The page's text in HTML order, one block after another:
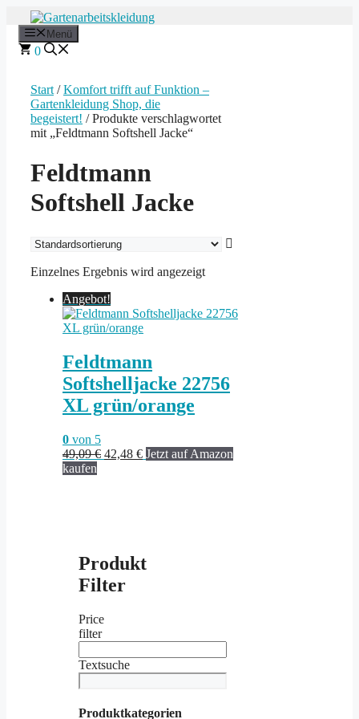
Inhalt
springen
Menü
0
Start /Komfort trifft auf Funktion –
Gartenkleidung Shop, die
begeistert! / Produkte verschlagwortet
mit „Feldtmann Softshell Jacke“
Feldtmann
Softshell Jacke
Einzelnes Ergebnis wird angezeigt
Angebot!
Feldtmann
Softshelljacke 22756
XL grün/orange
0 von 5
49,09€ Ursprünglicher
42,48 €Aktueller
Jetzt auf Amazon
kaufen
Produkt
Filter
Price
filter
Textsuche
Produktkategorien